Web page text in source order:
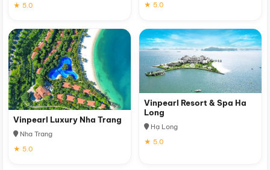
★ 5.0
★ 5.0
Vinpearl Luxury Nha Trang
Nha Trang
★ 5.0
Vinpearl Resort & Spa Ha
Long
Hạ Long
★ 5.0